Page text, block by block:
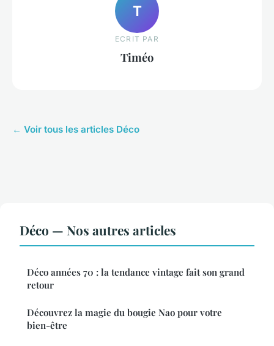
T
ECRIT PAR
Timéo
← Voir tous les articles Déco
Déco — Nos autres articles
Déco années 70 : la tendance vintage fait son grand
retour
Découvrez la magie du bougie Nao pour votre
bien-être